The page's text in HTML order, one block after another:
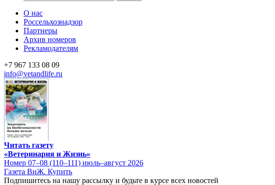
О нас
Россельхознадзор
Партнеры
Архив номеров
Рекламодателям
+7 967 133 08 09
info@vetandlife.ru
Читать газету
«Ветеринария и Жизнь»
Номер 07–08 (110–111) июль–август 2026
Газета ВиЖ. Купить
Подпишитесь на нашу рассылку и будьте в курсе всех новостей